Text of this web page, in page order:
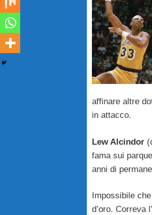
affinare altre
in attacco.
Lew Alcindor
fama sui
anni di
Impossibile
d’oro. Correva